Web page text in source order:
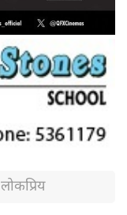
लोकप्रिय